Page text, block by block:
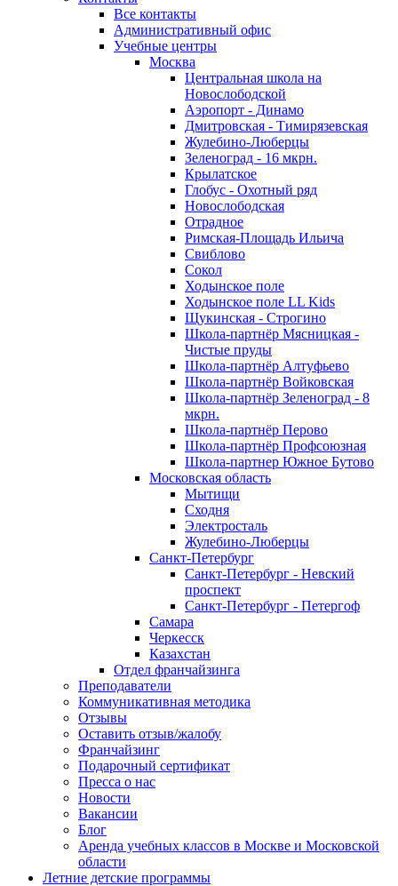
Все контакты
Административный офис
Учебные центры
Москва
Центральная школа на
Новослободской
Аэропорт - Динамо
Дмитровская - Тимирязевская
Жулебино-Люберцы
Зеленоград - 16 мкрн.
Крылатское
Глобус - Охотный ряд
Новослободская
Отрадное
Римская-Площадь Ильича
Свиблово
Сокол
Ходынское поле
Ходынское поле LL Kids
Щукинская - Строгино
Школа-партнёр Мясницкая -
Чистые пруды
Школа-партнёр Алтуфьево
Школа-партнёр Войковская
Школа-партнёр Зеленоград - 8
мкрн.
Школа-партнёр Перово
Школа-партнёр Профсоюзная
Школа-партнер Южное Бутово
Московская область
Мытищи
Сходня
Электросталь
Жулебино-Люберцы
Санкт-Петербург
Санкт-Петербург - Невский
проспект
Санкт-Петербург - Петергоф
Самара
Черкесск
Казахстан
Отдел франчайзинга
Преподаватели
Коммуникативная методика
Отзывы
Оставить отзыв/жалобу
Франчайзинг
Подарочный сертификат
Пресса о нас
Новости
Вакансии
Блог
Аренда учебных классов в Москве и Московской
области
Летние детские программы